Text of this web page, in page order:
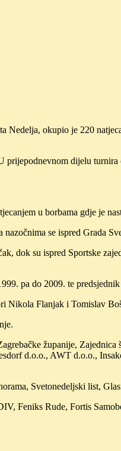
okupio je 220
dijelu
u borbama gdje je
se ispred Grada
dok su ispred Sportske
pa do 2009. te
Nikola Flanjak i Tomislav
županije,
d.o.o., AWT d.o.o.,
Svetonedeljski list,
Feniks Rude, Fortis